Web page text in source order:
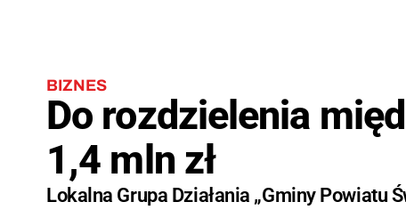
BIZNES
Do rozdzielenia
1,4 mln zł
Lokalna Grupa Działania „Gminy Powiatu